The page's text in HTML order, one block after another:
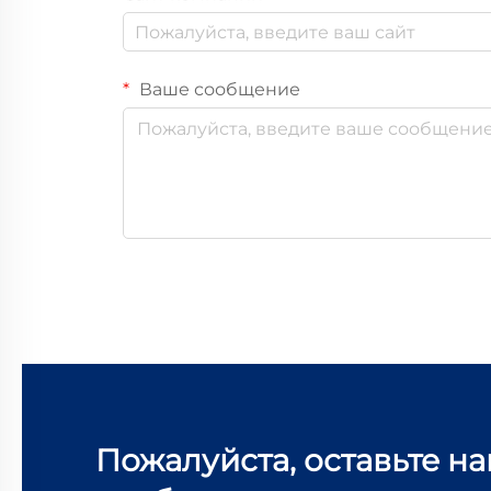
Ваше сообщение
Пожалуйста, оставьте